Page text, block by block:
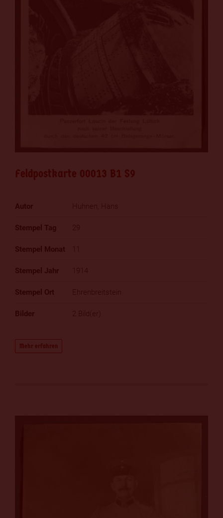
Feldpostkarte 00013 B1 S9
Huhnen, Hans
29
1914
Ehrenbreitstein
2 Bild(er)
Mehr erfahren